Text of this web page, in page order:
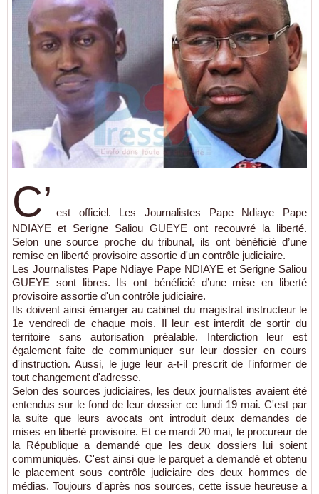
C’ est officiel. Les Journalistes Pape Ndiaye Pape
NDIAYE et Serigne Saliou GUEYE ont recouvré la liberté.
Selon une source proche du tribunal, ils ont bénéficié d’une
remise en liberté provisoire assortie d'un contrôle judiciaire.
Les Journalistes Pape Ndiaye Pape NDIAYE et Serigne Saliou
GUEYE sont libres. Ils ont bénéficié d’une mise en liberté
provisoire assortie d'un contrôle judiciaire.
Ils doivent ainsi émarger au cabinet du magistrat instructeur le
1e vendredi de chaque mois. Il leur est interdit de sortir du
territoire sans autorisation préalable. Interdiction leur est
également faite de communiquer sur leur dossier en cours
d'instruction. Aussi, le juge leur a-t-il prescrit de l'informer de
tout changement d'adresse.
Selon des sources judiciaires, les deux journalistes avaient été
entendus sur le fond de leur dossier ce lundi 19 mai. C'est par
la suite que leurs avocats ont introduit deux demandes de
mises en liberté provisoire. Et ce mardi 20 mai, le procureur de
la République a demandé que les deux dossiers lui soient
communiqués. C'est ainsi que le parquet a demandé et obtenu
le placement sous contrôle judiciaire des deux hommes de
médias. Toujours d'après nos sources, cette issue heureuse a